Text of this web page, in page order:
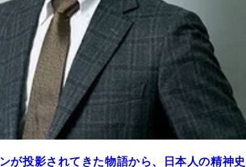
が投影されてきた物語から、日本人の精神史